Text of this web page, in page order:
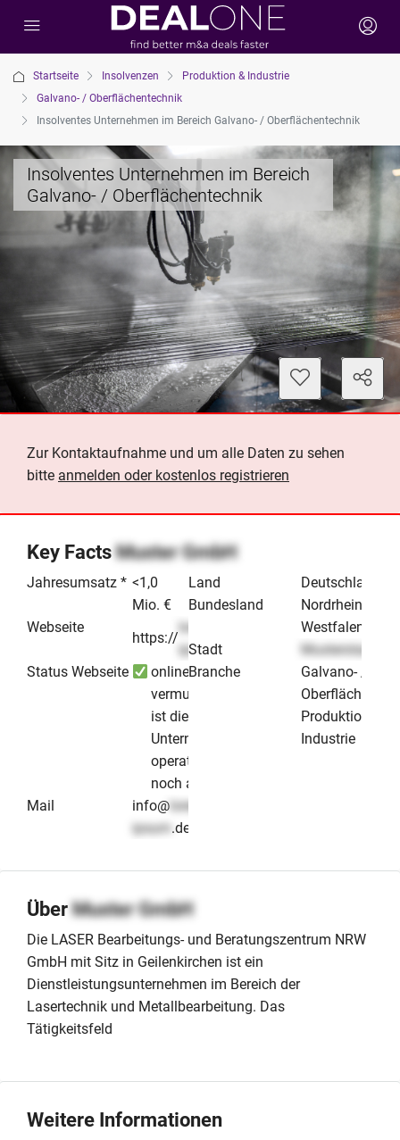
Startseite Insolvenzen
Produktion & Industrie
Galvano- / Oberflächentechnik
Insolventes Unternehmen im Bereich Galvano- / Oberflächentechnik
Insolventes Unternehmen im Bereich
Galvano- / Oberflächentechnik
Zur Kontaktaufnahme und um alle Daten zu sehen
bitte anmelden oder kostenlos registrieren
Key FactsMuster GmbH
Jahresumsatz * <1,0
Mio. €
Webseite
https://
lorem-
ipsum
Status Webseite
online -
vermutlich
ist dieses
Unternehmen
operativ
noch aktiv
Mail
info@lorem-
ipsum .de
Land
Deutschland
Bundesland
Nordrhein-
Westfalen
Stadt
Musterstadt
Branche
Galvano- /
Produktion &
Industrie
ÜberMuster GmbH
Die LASER Bearbeitungs- und Beratungszentrum NRW
GmbH mit Sitz in Geilenkirchen ist ein
Dienstleistungsunternehmen im Bereich der
Lasertechnik und Metallbearbeitung. Das
Tätigkeitsfeld
Weitere Informationen